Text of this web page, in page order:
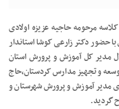
مرحومه حاجیه عزیزه اولادی
حضور دکتر زارعی کوشا استاندار
مدیر کل آموزش و پرورش استان
و تجهیز مدارس کردستان،حاج
مدیر آموزش و پرورش شهرستان و
گردید.